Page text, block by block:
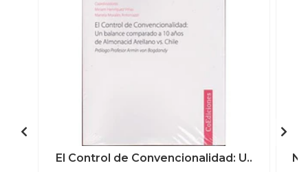
El Control de Convencionalidad: U..